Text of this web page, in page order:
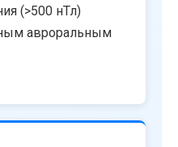
(>500 нТл)
авроральным